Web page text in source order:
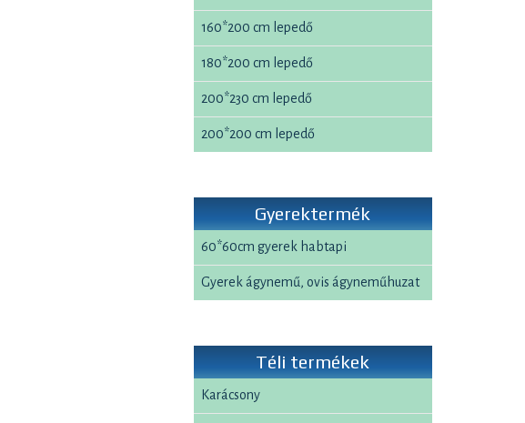
160*200 cm lepedő
180*200 cm lepedő
200*230 cm lepedő
200*200 cm lepedő
Gyerektermék
60*60cm gyerek habtapi
Gyerek ágynemű, ovis ágyneműhuzat
Téli termékek
Karácsony